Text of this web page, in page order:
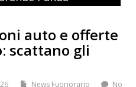
auto e offerte
scattano gli
News Fuoriorario
No